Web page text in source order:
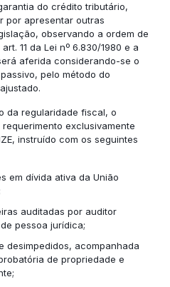
do crédito tributário,
por apresentar outras
observando a ordem de
11 da Lei nº 6.830/1980 e a
aferida considerando-se o
pelo método do
da regularidade fiscal, o
exclusivamente
instruído com os seguintes
em dívida ativa da União
auditadas por auditor
pessoa jurídica;
desimpedidos, acompanhada
de propriedade e